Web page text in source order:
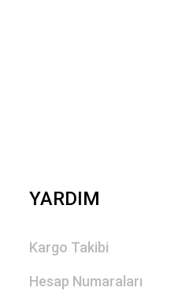
YARDIM
Kargo Takibi
Hesap Numaraları